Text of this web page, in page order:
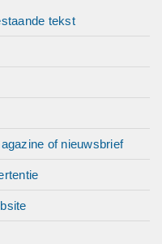
tekst
of nieuwsbrief